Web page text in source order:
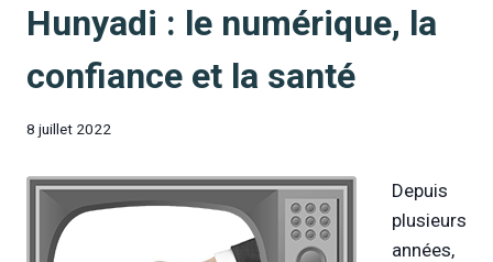
Hunyadi : le numérique, la
confiance et la santé
8 juillet 2022
Depuis
plusieurs
années,